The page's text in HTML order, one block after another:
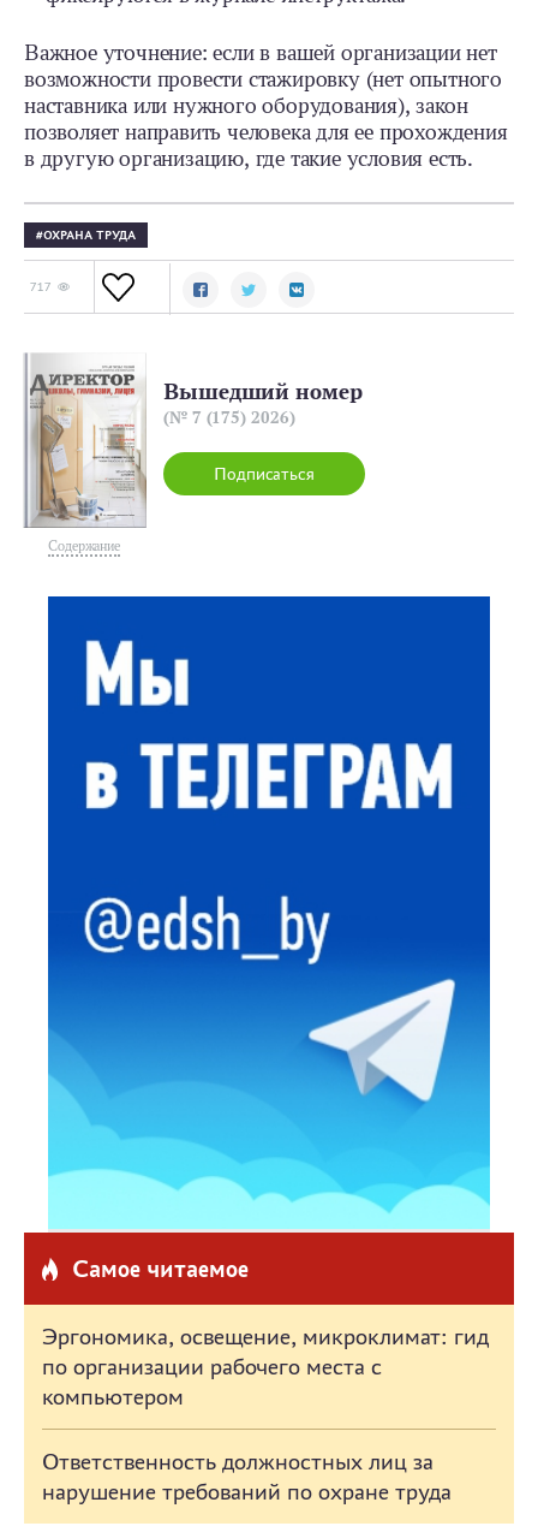
Важное уточнение: если в вашей организации нет
возможности провести стажировку (нет опытного
наставника или нужного оборудования), закон
позволяет направить человека для ее прохождения
в другую организацию, где такие условия есть.
ОХРАНА ТРУДА
717
Содержание
Подписаться
Вышедший номер
(№ 7 (175) 2026)
Самое читаемое
Эргономика, освещение, микроклимат: гид
по организации рабочего места с
компьютером
Ответственность должностных лиц за
нарушение требований по охране труда